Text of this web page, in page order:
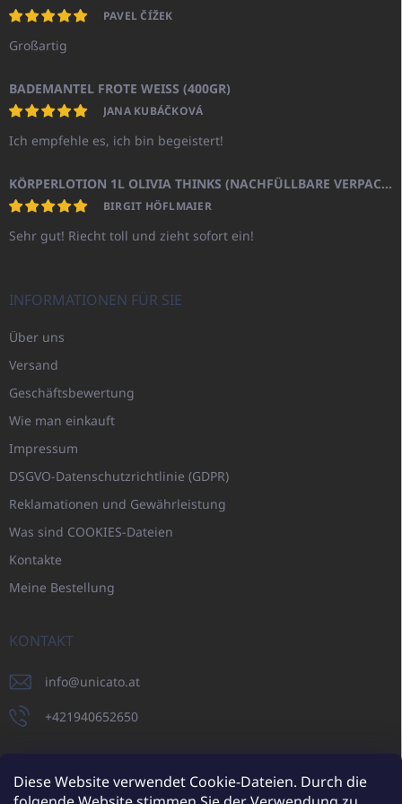
Diese Website verwendet Cookie-Dateien. Durch die
PAVEL ČÍŽEK
Großartig
BADEMANTEL FROTE WEISS (400GR)
JANA KUBÁČKOVÁ
Ich empfehle es, ich bin begeistert!
KÖRPERLOTION 1L OLIVIA THINKS (NACHFÜLLBARE VERPACKUNG)
BIRGIT HÖFLMAIER
Sehr gut! Riecht toll und zieht sofort ein!
INFORMATIONEN FÜR SIE
Über uns
Versand
Geschäftsbewertung
Wie man einkauft
Impressum
DSGVO-Datenschutzrichtlinie (GDPR)
Reklamationen und Gewährleistung
Was sind COOKIES-Dateien
Kontakte
Meine Bestellung
KONTAKT
info@unicato.at
+421940652650